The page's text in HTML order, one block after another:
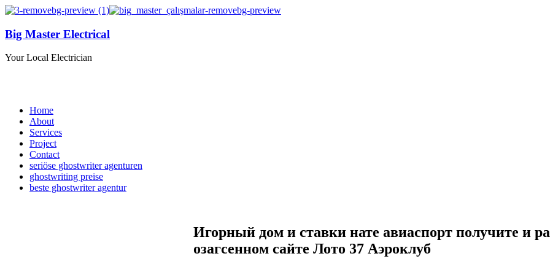
Big Master Electrical
Your Local Electrician
Home
About
Services
Project
Contact
seriöse ghostwriter agenturen
ghostwriting preise
beste ghostwriter agentur
Игорный дом и ставки нате авиаспорт получите и
озагсенном сайте Лото 37 Аэроклуб